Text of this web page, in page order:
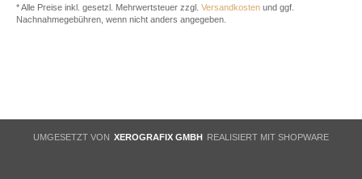
* Alle Preise inkl. gesetzl. Mehrwertsteuer zzgl. Versandkosten und ggf.
Nachnahmegebühren, wenn nicht anders angegeben.
UMGESETZT VON XEROGRAFIX GMBH REALISIERT MIT SHOPWARE